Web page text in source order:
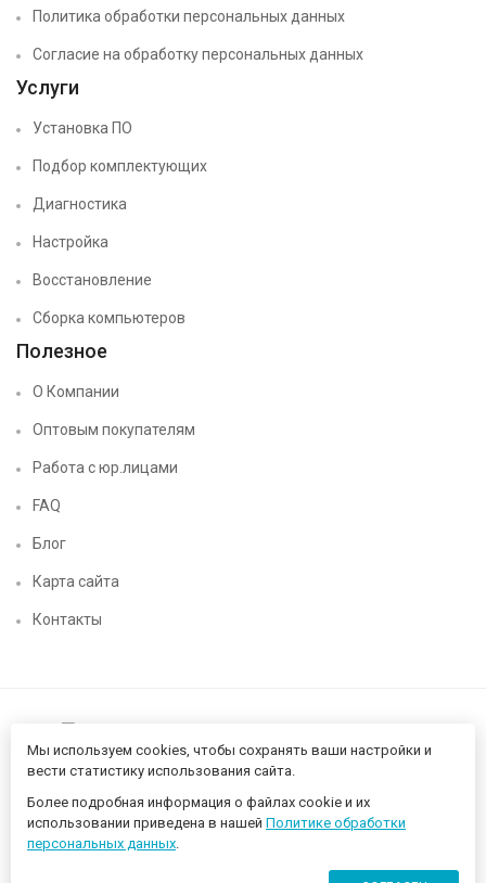
Политика обработки персональных данных
Согласие на обработку персональных данных
Услуги
Установка ПО
Подбор комплектующих
Диагностика
Настройка
Восстановление
Сборка компьютеров
Полезное
О Компании
Оптовым покупателям
Работа с юр.лицами
FAQ
Блог
Карта сайта
Контакты
Нижегородский цифровой CHIP52 - компьютерный магазин ©
2026 Разработано в
Мы используем cookies, чтобы сохранять ваши настройки и
вести статистику использования сайта.
Более подробная информация о файлах cookie и их
использовании приведена в нашей Политике обработки
персональных данных.